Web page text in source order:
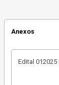
Anexos
Edital 012025